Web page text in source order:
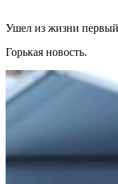
Ушел из жизни
Горькая новость.